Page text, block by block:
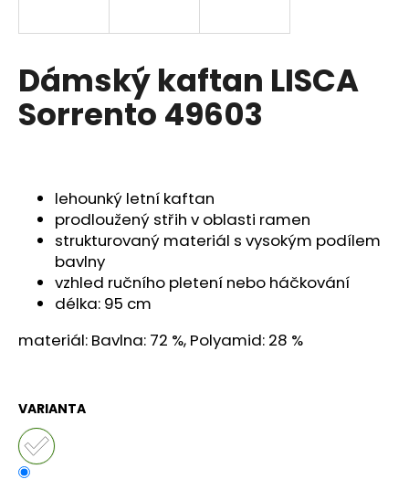
Dámský kaftan LISCA
Sorrento 49603
lehounký letní kaftan
prodloužený střih v oblasti ramen
strukturovaný materiál s vysokým podílem
bavlny
vzhled ručního pletení nebo háčkování
délka: 95 cm
materiál: Bavlna: 72 %, Polyamid: 28 %
VARIANTA
í
t
?
HLEDAT
p
o
č
u
j
e